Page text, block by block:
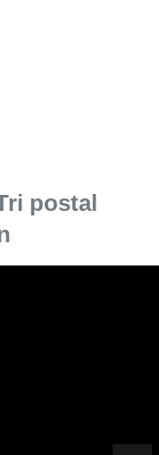
postal
d’activités.
et un
que les travaux ne